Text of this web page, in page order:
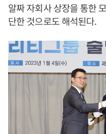
알짜 자회사 상장을 통한
단한 것으로도 해석된다.